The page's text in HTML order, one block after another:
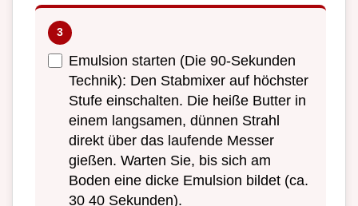
Emulsion starten (Die 90-Sekunden
Technik): Den Stabmixer auf höchster
Stufe einschalten. Die heiße Butter in
einem langsamen, dünnen Strahl
direkt über das laufende Messer
gießen. Warten Sie, bis sich am
Boden eine dicke Emulsion bildet (ca.
30 40 Sekunden).